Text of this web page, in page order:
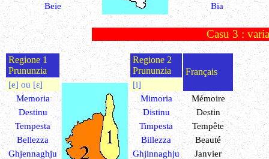
Beie Bia
Casu 3 :
Regione 1
Prununzia
Regione 2
Prununzia
Français
[e] ou [ɛ]
[i]
Memoria
Mimoria
Mémoire
Destinu
Distinu
Destin
Tempesta
Timpesta
Tempête
Bellezza
Billezza
Beauté
Ghjennaghju
Ghjinnaghju
Janvier